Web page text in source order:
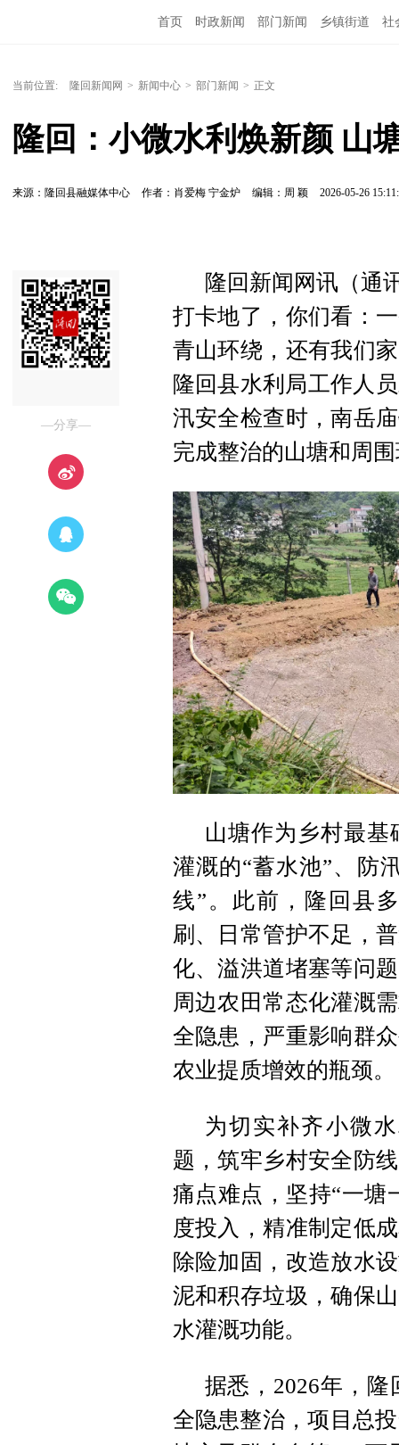
首页 时政新闻 部门新闻 乡镇街道 社
当前位置: 隆回新闻网 > 新闻中心 > 部门新闻 > 正文
隆回：小微水利焕新颜 山
来源：隆回县融媒体中心 作者：肖爱梅 宁金炉 编辑：周 颖 2026-05-26
—分享—
隆回新闻网讯（通
打卡地了，你们看：
青山环绕，还有我们
隆回县水利局工作人
汛安全检查时，南岳
完成整治的山塘和周
山塘作为乡村最
灌溉的“蓄水池”、防
线”。此前，隆回县
刷、日常管护不足，
化、溢洪道堵塞等问
周边农田常态化灌溉
全隐患，严重影响群
农业提质增效的瓶颈。
为切实补齐小微
题，筑牢乡村安全防
痛点难点，坚持“一塘
度投入，精准制定低
除险加固，改造放水
泥和积存垃圾，确保
水灌溉功能。
据悉，2026年，
全隐患整治，项目总